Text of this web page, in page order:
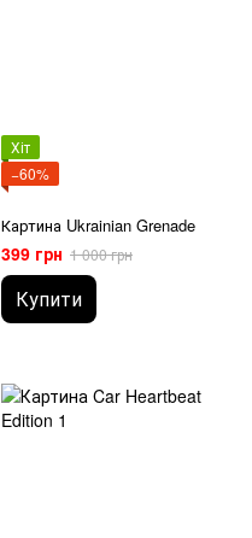
Хіт
−60%
Картина Ukrainian Grenade
399 грн 1 000 грн
Купити